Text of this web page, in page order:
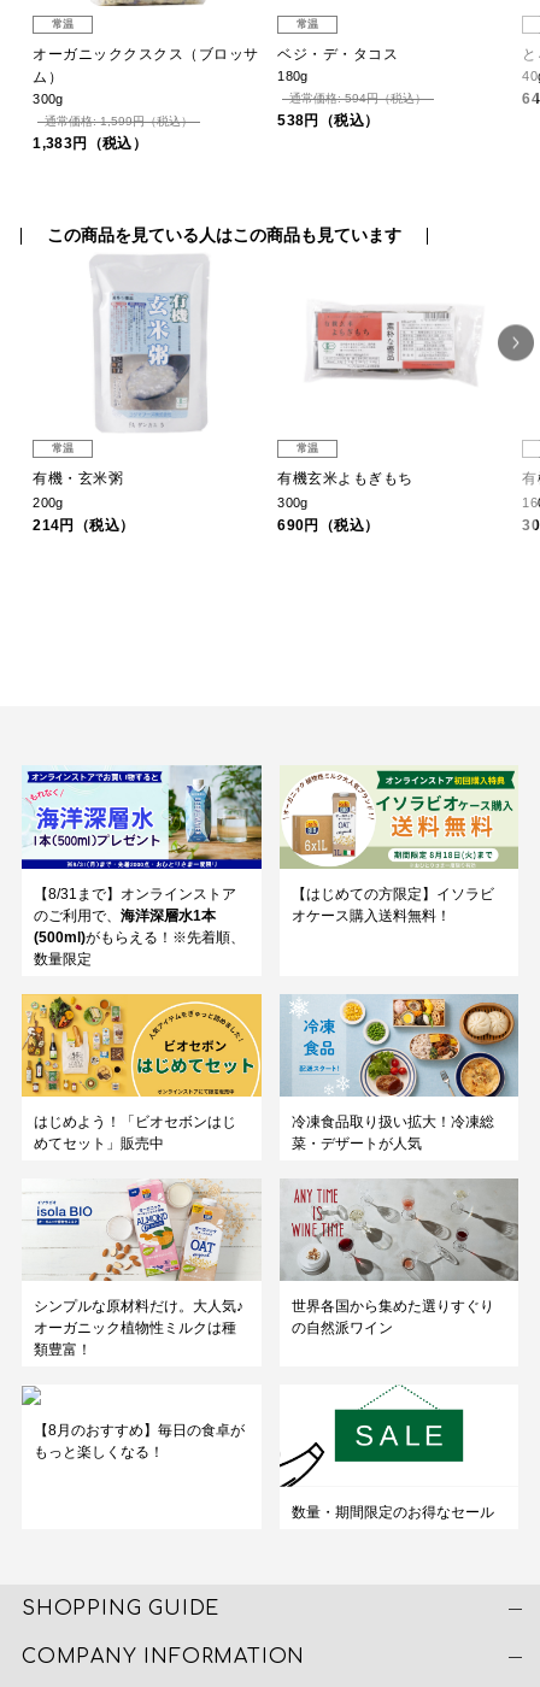
常温
オーガニッククスクス（ブロッサ
ム）
300g
通常価格: 1,599円（税込）
1,383円（税込）
常温
ベジ・デ・タコス
180g
通常価格: 594円（税込）
538円（税込）
この商品を見ている人はこの商品も見ています
常温
有機・玄米粥
200g
214円（税込）
常温
有機玄米よもぎもち
300g
690円（税込）
【8/31まで】オンラインストア
のご利用で、 海洋深層水1本
(500ml)がもらえる！※先着順、
数量限定
【はじめての方限定】イソラビ
オケース購入送料無料！
はじめよう！「ビオセボンはじ
めてセット」販売中
冷凍食品取り扱い拡大！冷凍総
菜・デザートが人気
シンプルな原材料だけ。大人気♪
オーガニック植物性ミルクは種
類豊富！
世界各国から集めた選りすぐり
の自然派ワイン
【8月のおすすめ】毎日の食卓が
もっと楽しくなる！
数量・期間限定のお得なセール
SHOPPING GUIDE
COMPANY INFORMATION